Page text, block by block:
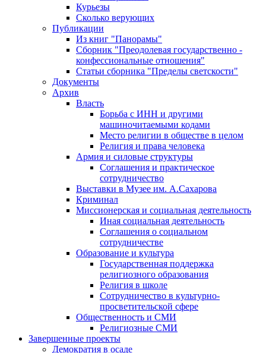
Курьезы
Сколько верующих
Публикации
Из книг "Панорамы"
Сборник "Преодолевая государственно -
конфессиональные отношения"
Статьи сборника "Пределы светскости"
Документы
Архив
Власть
Борьба с ИНН и другими
машиночитаемыми кодами
Место религии в обществе в целом
Религия и права человека
Армия и силовые структуры
Соглашения и практическое
сотрудничество
Выставки в Музее им. А.Сахарова
Криминал
Миссионерская и социальная деятельность
Иная социальная деятельность
Соглашения о социальном
сотрудничестве
Образование и культура
Государственная поддержка
религиозного образования
Религия в школе
Сотрудничество в культурно-
просветительской сфере
Общественность и СМИ
Религиозные СМИ
Завершенные проекты
Демократия в осаде